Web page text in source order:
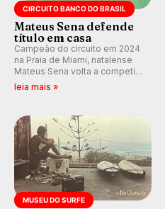
CIRCUITO BANCO DO BRASIL
Mateus Sena defende
título em casa
Campeão do circuito em 2024
na Praia de Miami, natalense
Mateus Sena volta a competir
em casa em busca de manter a
hegemonia potiguar em etapa
leia mais »
MUSEU DO SURFE